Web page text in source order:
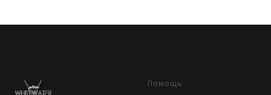
Помощь